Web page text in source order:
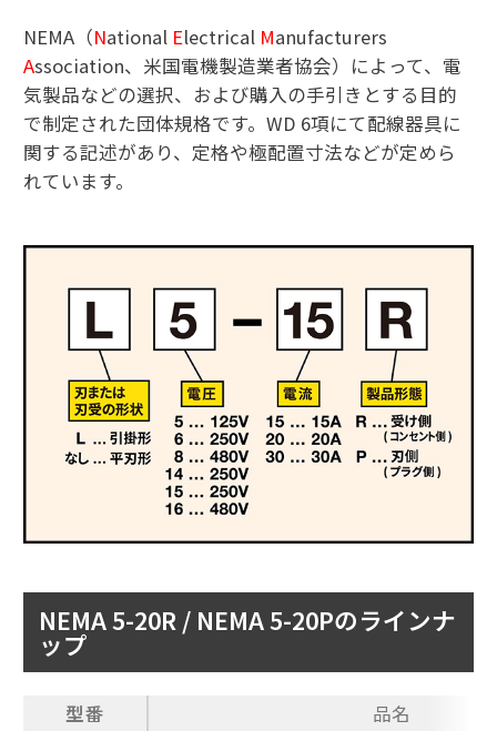
NEMA（National Electrical Manufacturers
Association、米国電機製造業者協会）によって、電
気製品などの選択、および購入の手引きとする目的
で制定された団体規格です。WD 6項にて配線器具に
関する記述があり、定格や極配置寸法などが定めら
れています。
NEMA 5-20R / NEMA 5-20Pのラインナ
ップ
型番
品名